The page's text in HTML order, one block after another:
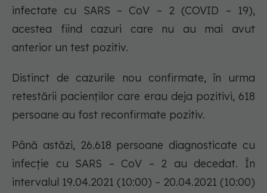
infectate cu SARS – CoV – 2 (COVID – 19),
acestea fiind cazuri care nu au mai avut
anterior un test pozitiv.
Distinct de cazurile nou confirmate, în urma
retestării pacienților care erau deja pozitivi, 618
persoane au fost reconfirmate pozitiv.
Până astăzi, 26.618 persoane diagnosticate cu
infecție cu SARS – CoV – 2 au decedat. În
intervalul 19.04.2021 (10:00) – 20.04.2021 (10:00)